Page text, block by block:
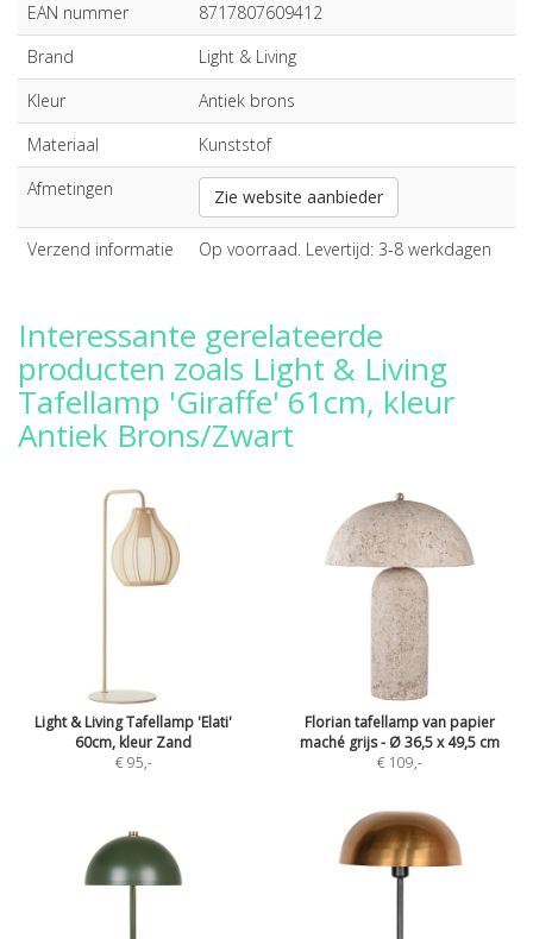
EAN nummer
8717807609412
Brand
Light & Living
Kleur
Antiek brons
Materiaal
Kunststof
Afmetingen
Zie website aanbieder
Verzend informatie Op voorraad. Levertijd: 3-8 werkdagen
Interessante gerelateerde
producten zoals Light & Living
Tafellamp 'Giraffe' 61cm, kleur
Antiek Brons/Zwart
Light & Living Tafellamp 'Elati'
60cm, kleur Zand
€ 95,-
Florian tafellamp van papier
maché grijs - Ø 36,5 x 49,5 cm
€ 109,-